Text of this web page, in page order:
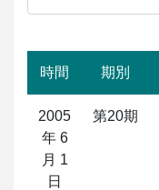
時間 期別
2005
年 6
月 1
日
第20期